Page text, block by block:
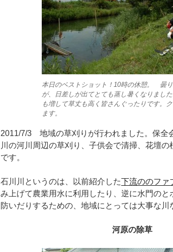
本日のベストショット！10時の休憩。 曇
が、日差しが出てとても蒸し暑くなりまし
も増して草丈も高く皆さんぐったりです。
ます。
2011/7/3 地域の草刈りが行われました。保全
川の河川周辺の草刈り、子供会で清掃、花壇
です。
石川川というのは、以前紹介した下流ののファ
み上げて農業用水に利用したり、逆に水門のと
防いだりするための、地域にとっては大事な川
河原の除草